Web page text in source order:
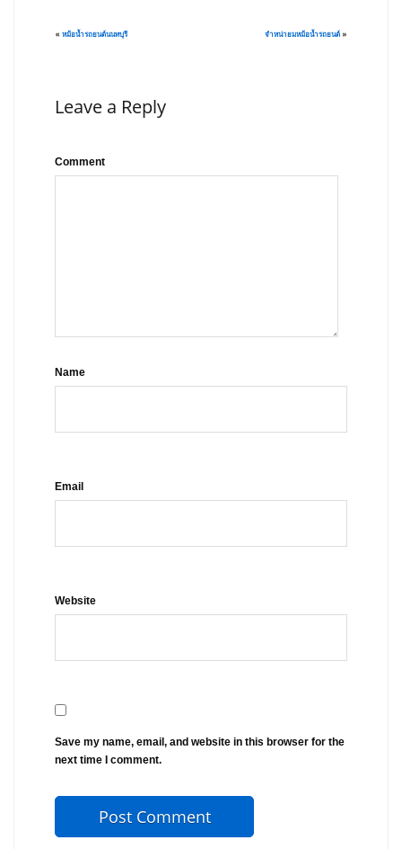
« หม้อน้ำรถยนต์นนทบุรี จำหน่ายมหม้อน้ำรถยนต์ »
Leave a Reply
Comment
Name
Email
Website
Save my name, email, and website in this browser for the
next time I comment.